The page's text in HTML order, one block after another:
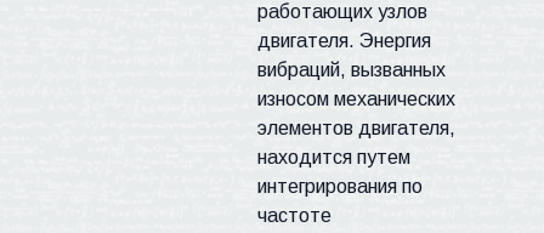
работающих узлов
двигателя. Энергия
вибраций, вызванных
износом механических
элементов двигателя,
находится путем
интегрирования по
частоте